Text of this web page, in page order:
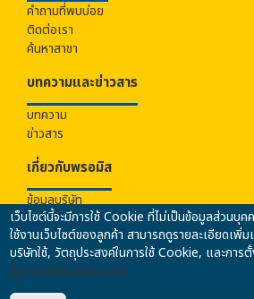
คำถามที่พบบ่อย
ติดต่อเรา
ค้นหาสาขา
บทความและข่าวสาร
บทความ
ข่าวสาร
เกี่ยวกับพรอมิส
ข้อมูลบริษัท
ร่วมงานกับเรา
นโยบายคุ้มครองข้อมูลส่วนบุคคล
นโยบายความปลอดภัยของข้อมูล
นโยบายการป้องกันและปราบปรามการฟอกเงินฯ
ข้อมูลคุณภาพการให้บริการ
เว็บไซต์นี้จะมีการใช้ Cookie ที่ไม่เป็นข้อมูลส่วนบุ
ใช้งานเว็บไซต์ของลูกค้า สามารถดูรายละเอียดเพิ่
บริษัทใช้, วัตถุประสงค์ในการใช้ Cookie, และการ
คุ้มครองข้อมูลส่วนบุคคล